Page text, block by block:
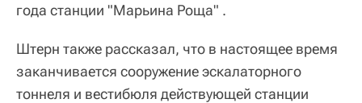
года станции "Марьина Роща" .
Штерн также рассказал, что в настоящее время
заканчивается сооружение эскалаторного
тоннеля и вестибюля действующей станции